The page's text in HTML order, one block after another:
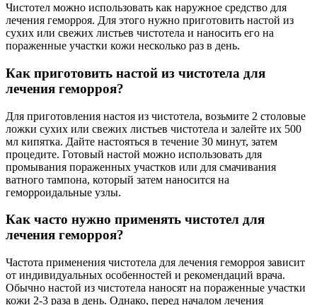
Чистотел можно использовать как наружное средство для
лечения геморроя. Для этого нужно приготовить настой из
сухих или свежих листьев чистотела и наносить его на
пораженные участки кожи несколько раз в день.
Как приготовить настой из чистотела для
лечения геморроя?
Для приготовления настоя из чистотела, возьмите 2 столовые
ложки сухих или свежих листьев чистотела и залейте их 500
мл кипятка. Дайте настояться в течение 30 минут, затем
процедите. Готовый настой можно использовать для
промывания пораженных участков или для смачивания
ватного тампона, который затем наносится на
геморроидальные узлы.
Как часто нужно применять чистотел для
лечения геморроя?
Частота применения чистотела для лечения геморроя зависит
от индивидуальных особенностей и рекомендаций врача.
Обычно настой из чистотела наносят на пораженные участки
кожи 2-3 раза в день. Однако, перед началом лечения